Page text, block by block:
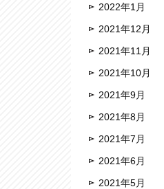
2022年1月
2021年12月
2021年11月
2021年10月
2021年9月
2021年8月
2021年7月
2021年6月
2021年5月